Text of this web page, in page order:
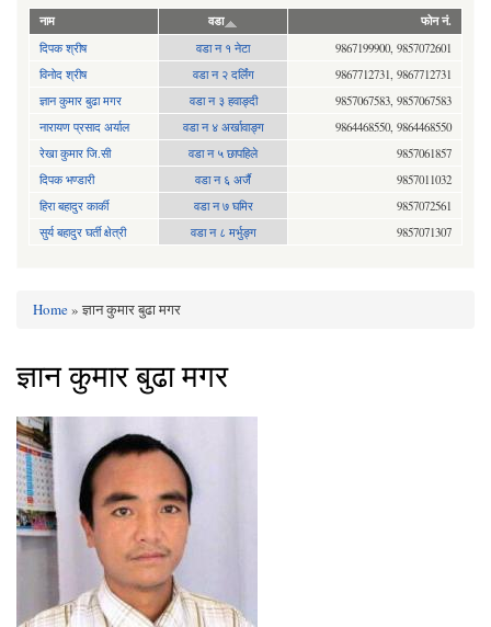
नाम वडा फोन नं.
दिपक श्रीष वडा न १ नेटा
9867199900, 9857072601
विनोद श्रीष
वडा न २ दर्लिंग
9867712731, 9867712731
ज्ञान कुमार बुढा मगर
वडा न ३ हवाङ्दी
9857067583, 9857067583
नारायण प्रसाद अर्याल
वडा न‍ ४ अर्खावाङ्ग
9864468550, 9864468550
रेखा कुमार जि.सी
वडा न ५ छापहिले
9857061857
दिपक भण्डारी
वडा न ६ अर्जै
9857011032
हिरा बहादुर कार्की
वडा न ७ घमिर
9857072561
सुर्य बहादुर घर्ती क्षेत्री
वडा न ८ मर्भुङ्ग 9857071307
You are here
Home» ज्ञान कुमार बुढा मगर
ज्ञान कुमार बुढा मगर